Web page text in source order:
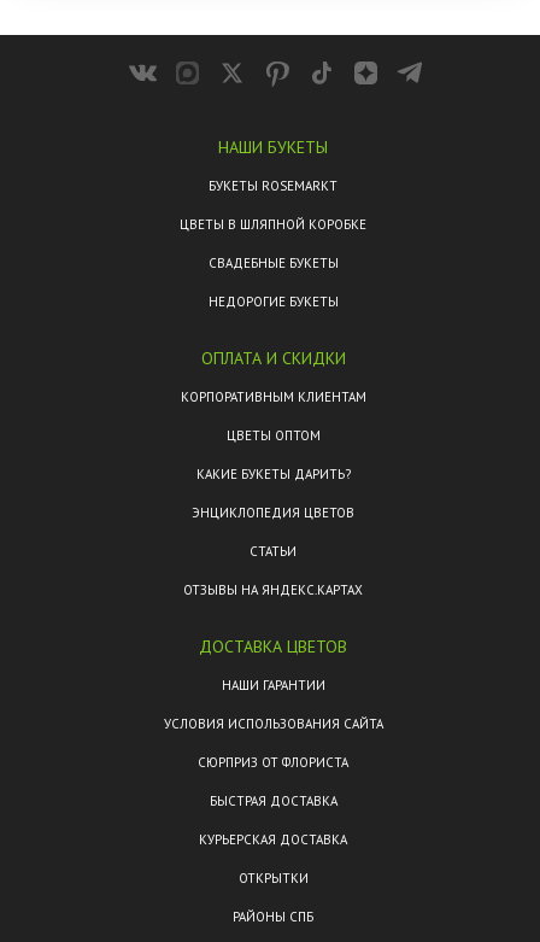
НАШИ БУКЕТЫ
БУКЕТЫ ROSEMARKT
ЦВЕТЫ В ШЛЯПНОЙ КОРОБКЕ
СВАДЕБНЫЕ БУКЕТЫ
НЕДОРОГИЕ БУКЕТЫ
ОПЛАТА И СКИДКИ
КОРПОРАТИВНЫМ КЛИЕНТАМ
ЦВЕТЫ ОПТОМ
КАКИЕ БУКЕТЫ ДАРИТЬ?
ЭНЦИКЛОПЕДИЯ ЦВЕТОВ
СТАТЬИ
ОТЗЫВЫ НА ЯНДЕКС.КАРТАХ
ДОСТАВКА ЦВЕТОВ
НАШИ ГАРАНТИИ
УСЛОВИЯ ИСПОЛЬЗОВАНИЯ САЙТА
СЮРПРИЗ ОТ ФЛОРИСТА
БЫСТРАЯ ДОСТАВКА
КУРЬЕРСКАЯ ДОСТАВКА
ОТКРЫТКИ
РАЙОНЫ СПБ